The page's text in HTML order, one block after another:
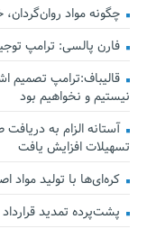
چگونه مواد
فارن پالسی: ترامپ
قالیباف:ترامپ تصمیم
نیستیم و نخواهیم بود
تسهیلات افزایش یافت
کره‌ای‌ها با تولید مواد
پشت‌پرده تمدید